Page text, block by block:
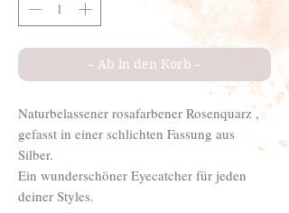
– Ab in den Korb –
Naturbelassener rosafarbener Rosenquarz ,
gefasst in einer schlichten Fassung aus
Silber.
Ein wunderschöner Eyecatcher für jeden
deiner Styles.